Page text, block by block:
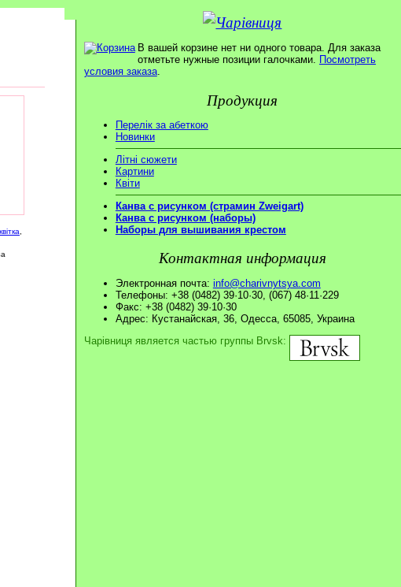
В вашей корзине нет ни одного товара. Для заказа
отметьте нужные позиции галочками. Посмотреть
условия заказа.
Продукция
Перелік за абеткою
Новинки
Літні сюжети
Картини
Квіти
Канва с рисунком (страмин Zweigart)
Канва с рисунком (наборы)
Наборы для вышивания крестом
Контактная информация
Электронная почта: info@charivnytsya.com
Телефоны: +38 (0482) 39·10·30, (067) 48·11·229
Факс: +38 (0482) 39·10·30
Адрес: Кустанайская, 36, Одесса, 65085, Украина
Чарівниця является частью группы Brvsk: